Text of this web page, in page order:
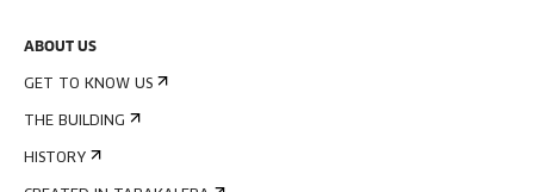
ABOUT US
GET TO KNOW US
THE BUILDING
HISTORY